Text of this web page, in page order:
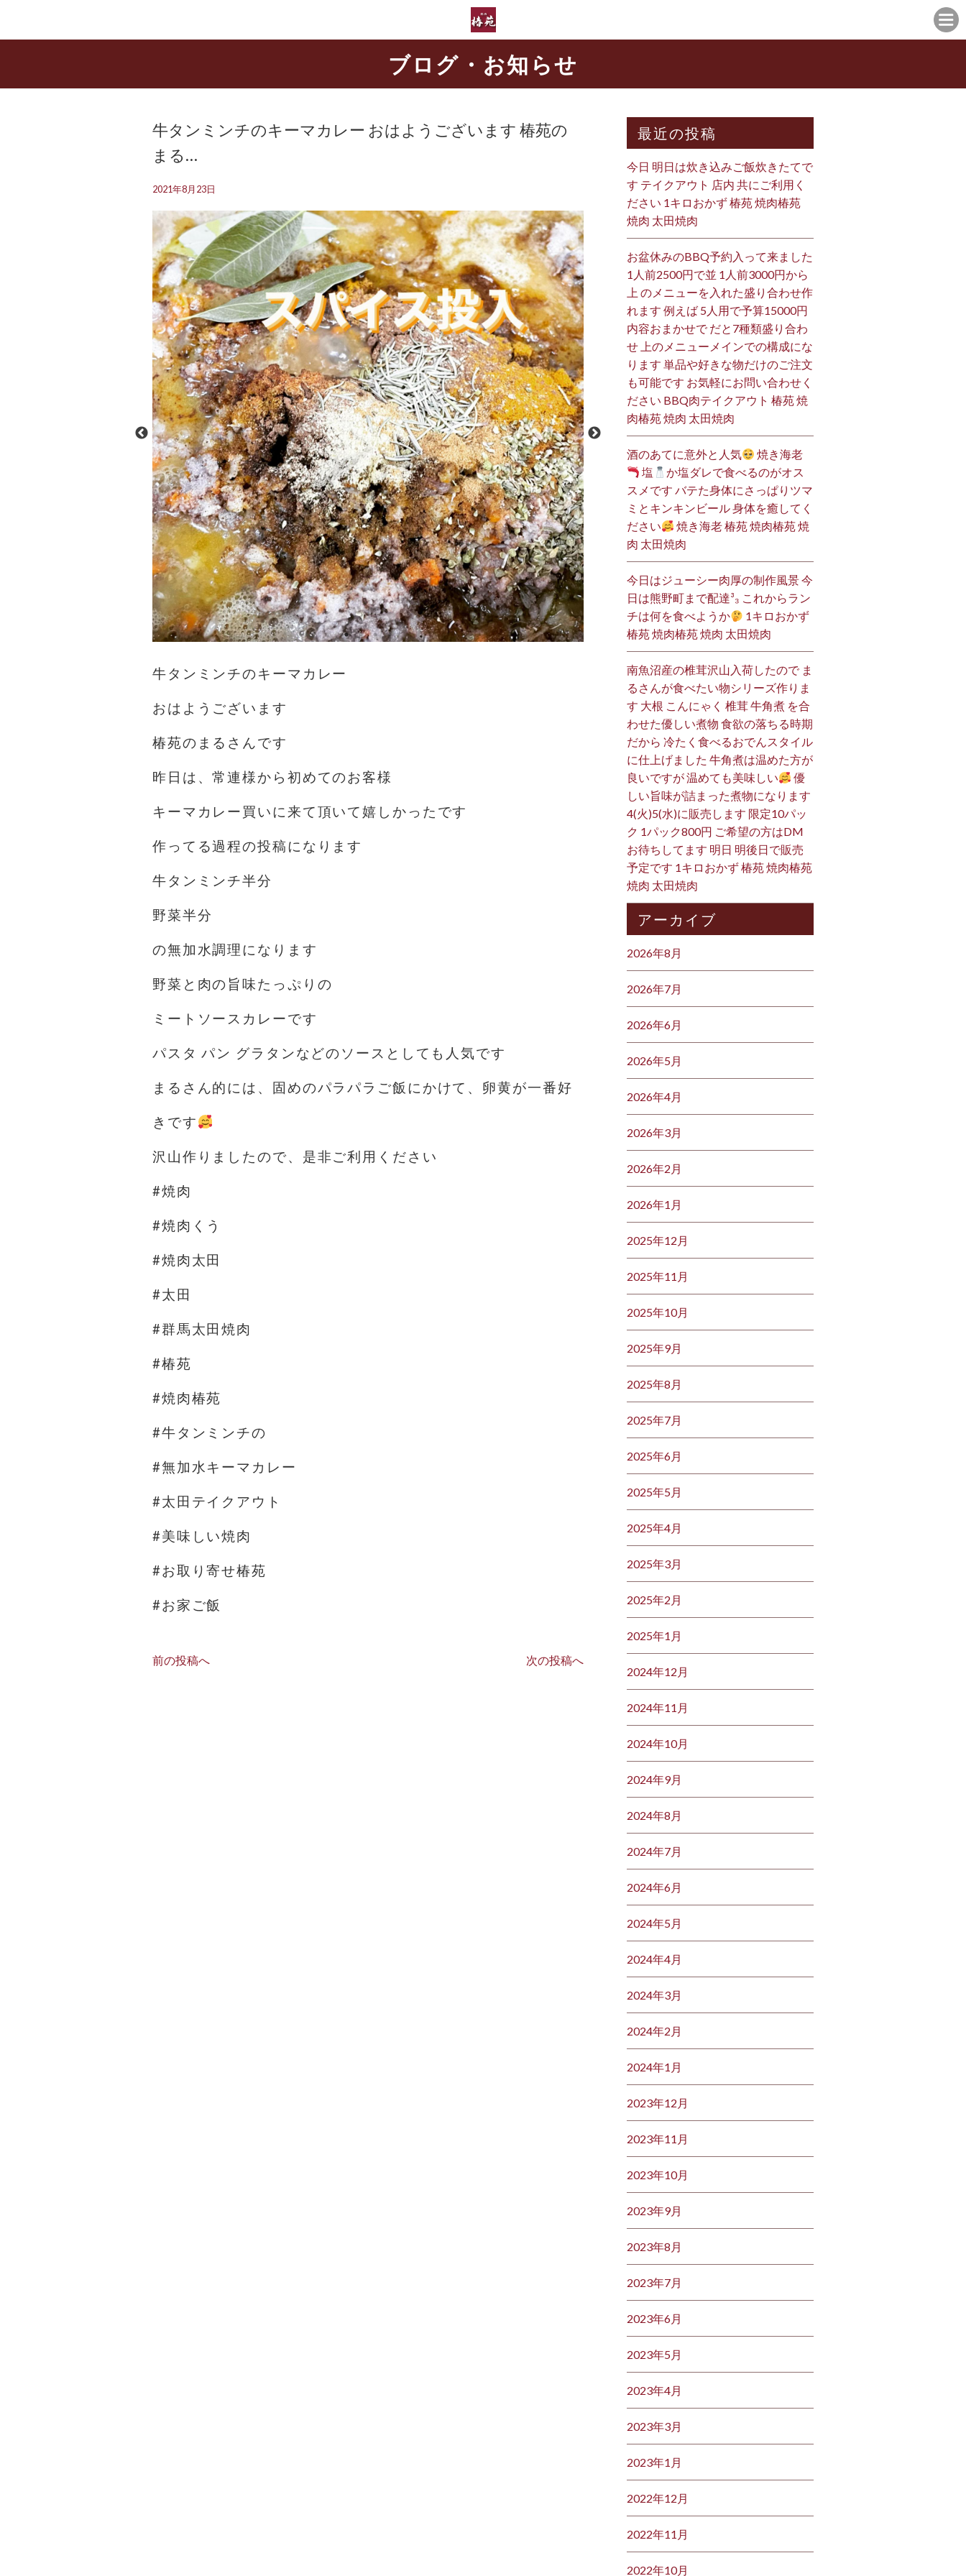
ブログ・お知らせ
牛タンミンチのキーマカレー おはようございます️ 椿苑の
まる…
2021年8月23日
牛タンミンチのキーマカレー
おはようございます️
椿苑のまるさんです
昨日は、常連様から初めてのお客様
キーマカレー買いに来て頂いて嬉しかったです
作ってる過程の投稿になります
牛タンミンチ半分
野菜半分
の無加水調理になります
野菜と肉の旨味たっぷりの
ミートソースカレーです
パスタ パン グラタンなどのソースとしても人気です
まるさん的には、固めのパラパラご飯にかけて、卵黄が一番好
きです
沢山作りましたので、是非ご利用ください
#焼肉
#焼肉くう
#焼肉太田
#太田
#群馬太田焼肉
#椿苑
#焼肉椿苑
#牛タンミンチの
#無加水キーマカレー
#太田テイクアウト
#美味しい焼肉
#お取り寄せ椿苑
#お家ご飯
前の投稿へ 次の投稿へ
最近の投稿
今日 明日は炊き込みご飯炊きたてで
す テイクアウト 店内 共にご利用く
ださい 1キロおかず 椿苑 焼肉椿苑
焼肉 太田焼肉
お盆休みのBBQ予約入って来ました
1人前2500円で並 1人前3000円から
上 のメニューを入れた盛り合わせ作
れます 例えば 5人用で予算15000円
内容おまかせで だと7種類盛り合わ
せ 上のメニューメインでの構成にな
ります 単品や好きな物だけのご注文
も可能です お気軽にお問い合わせく
ださい BBQ肉テイクアウト 椿苑 焼
肉椿苑 焼肉 太田焼肉
酒のあてに意外と人気
焼き海老
塩
か塩ダレで食べるのがオス
スメです バテた身体にさっぱりツマ
ミとキンキンビール 身体を癒してく
ださい
焼き海老 椿苑 焼肉椿苑 焼
肉 太田焼肉
今日はジューシー肉厚の制作風景 今
日は熊野町まで配達³₃ これからラン
チは何を食べようか
1キロおかず
椿苑 焼肉椿苑 焼肉 太田焼肉
南魚沼産の椎茸沢山入荷したので ま
るさんが食べたい物シリーズ作りま
す 大根 こんにゃく 椎茸 牛角煮 を合
わせた優しい煮物 食欲の落ちる時期
だから 冷たく食べるおでんスタイル
に仕上げました 牛角煮は温めた方が
良いですが 温めても美味しい
優
しい旨味が詰まった煮物になります
4(火)5(水)に販売します 限定10パッ
ク 1パック800円 ご希望の方はDM
お待ちしてます 明日 明後日で販売
予定です 1キロおかず 椿苑 焼肉椿苑
焼肉 太田焼肉
アーカイブ
2026年8月
2026年7月
2026年6月
2026年5月
2026年4月
2026年3月
2026年2月
2026年1月
2025年12月
2025年11月
2025年10月
2025年9月
2025年8月
2025年7月
2025年6月
2025年5月
2025年4月
2025年3月
2025年2月
2025年1月
2024年12月
2024年11月
2024年10月
2024年9月
2024年8月
2024年7月
2024年6月
2024年5月
2024年4月
2024年3月
2024年2月
2024年1月
2023年12月
2023年11月
2023年10月
2023年9月
2023年8月
2023年7月
2023年6月
2023年5月
2023年4月
2023年3月
2023年1月
2022年12月
2022年11月
2022年10月